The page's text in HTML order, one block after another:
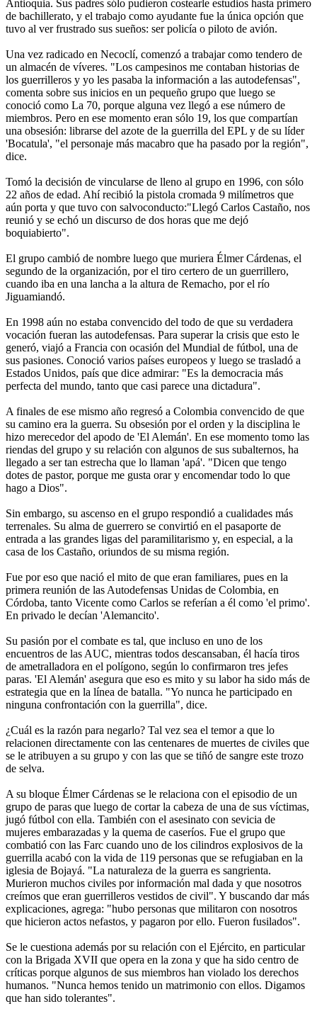
Antioquia. Sus padres sólo pudieron costearle estudios hasta primero
de bachillerato, y el trabajo como ayudante fue la única opción que
tuvo al ver frustrado sus sueños: ser policía o piloto de avión.
Una vez radicado en Necoclí, comenzó a trabajar como tendero de
un almacén de víveres. "Los campesinos me contaban historias de
los guerrilleros y yo les pasaba la información a las autodefensas",
comenta sobre sus inicios en un pequeño grupo que luego se
conoció como La 70, porque alguna vez llegó a ese número de
miembros. Pero en ese momento eran sólo 19, los que compartían
una obsesión: librarse del azote de la guerrilla del EPL y de su líder
'Bocatula', "el personaje más macabro que ha pasado por la región",
dice.
Tomó la decisión de vincularse de lleno al grupo en 1996, con sólo
22 años de edad. Ahí recibió la pistola cromada 9 milímetros que
aún porta y que tuvo con salvoconducto:"Llegó Carlos Castaño, nos
reunió y se echó un discurso de dos horas que me dejó
boquiabierto".
El grupo cambió de nombre luego que muriera Élmer Cárdenas, el
segundo de la organización, por el tiro certero de un guerrillero,
cuando iba en una lancha a la altura de Remacho, por el río
Jiguamiandó.
En 1998 aún no estaba convencido del todo de que su verdadera
vocación fueran las autodefensas. Para superar la crisis que esto le
generó, viajó a Francia con ocasión del Mundial de fútbol, una de
sus pasiones. Conoció varios países europeos y luego se trasladó a
Estados Unidos, país que dice admirar: "Es la democracia más
perfecta del mundo, tanto que casi parece una dictadura".
A finales de ese mismo año regresó a Colombia convencido de que
su camino era la guerra. Su obsesión por el orden y la disciplina le
hizo merecedor del apodo de 'El Alemán'. En ese momento tomo las
riendas del grupo y su relación con algunos de sus subalternos, ha
llegado a ser tan estrecha que lo llaman 'apá'. "Dicen que tengo
dotes de pastor, porque me gusta orar y encomendar todo lo que
hago a Dios".
Sin embargo, su ascenso en el grupo respondió a cualidades más
terrenales. Su alma de guerrero se convirtió en el pasaporte de
entrada a las grandes ligas del paramilitarismo y, en especial, a la
casa de los Castaño, oriundos de su misma región.
Fue por eso que nació el mito de que eran familiares, pues en la
primera reunión de las Autodefensas Unidas de Colombia, en
Córdoba, tanto Vicente como Carlos se referían a él como 'el primo'.
En privado le decían 'Alemancito'.
Su pasión por el combate es tal, que incluso en uno de los
encuentros de las AUC, mientras todos descansaban, él hacía tiros
de ametralladora en el polígono, según lo confirmaron tres jefes
paras. 'El Alemán' asegura que eso es mito y su labor ha sido más de
estrategia que en la línea de batalla. "Yo nunca he participado en
ninguna confrontación con la guerrilla", dice.
¿Cuál es la razón para negarlo? Tal vez sea el temor a que lo
relacionen directamente con las centenares de muertes de civiles que
se le atribuyen a su grupo y con las que se tiñó de sangre este trozo
de selva.
A su bloque Élmer Cárdenas se le relaciona con el episodio de un
grupo de paras que luego de cortar la cabeza de una de sus víctimas,
jugó fútbol con ella. También con el asesinato con sevicia de
mujeres embarazadas y la quema de caseríos. Fue el grupo que
combatió con las Farc cuando uno de los cilindros explosivos de la
guerrilla acabó con la vida de 119 personas que se refugiaban en la
iglesia de Bojayá. "La naturaleza de la guerra es sangrienta.
Murieron muchos civiles por información mal dada y que nosotros
creímos que eran guerrilleros vestidos de civil". Y buscando dar más
explicaciones, agrega: "hubo personas que militaron con nosotros
que hicieron actos nefastos, y pagaron por ello. Fueron fusilados".
Se le cuestiona además por su relación con el Ejército, en particular
con la Brigada XVII que opera en la zona y que ha sido centro de
críticas porque algunos de sus miembros han violado los derechos
humanos. "Nunca hemos tenido un matrimonio con ellos. Digamos
que han sido tolerantes".